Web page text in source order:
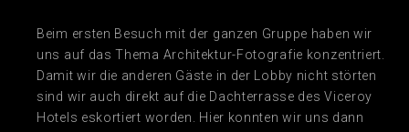
Beim ersten Besuch mit der ganzen Gruppe haben wir
uns auf das Thema Architektur-Fotografie konzentriert.
Damit wir die anderen Gäste in der Lobby nicht störten
sind wir auch direkt auf die Dachterrasse des Viceroy
Hotels eskortiert worden. Hier konnten wir uns dann